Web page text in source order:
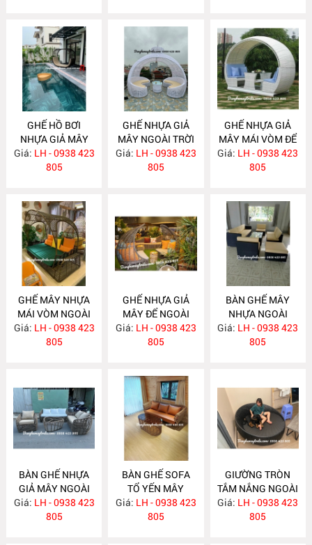
GHẾ HỒ BƠI
NHỰA GIẢ MÂY
NH262
Giá: LH - 0938 423
805
GHẾ NHỰA GIẢ
MÂY NGOÀI TRỜI
CÓ MÁI NH261
Giá: LH - 0938 423
805
GHẾ NHỰA GIẢ
MÂY MÁI VÒM ĐỂ
NGOÀI TRỜI
NH260
Giá: LH - 0938 423
805
GHẾ MÂY NHỰA
MÁI VÒM NGOÀI
TRỜI NH259
Giá: LH - 0938 423
805
GHẾ NHỰA GIẢ
MÂY ĐỂ NGOÀI
TRỜI NH258
Giá: LH - 0938 423
805
BÀN GHẾ MÂY
NHỰA NGOÀI
TRỜI NH257
Giá: LH - 0938 423
805
BÀN GHẾ NHỰA
GIẢ MÂY NGOÀI
TRỜI NH256
Giá: LH - 0938 423
805
BÀN GHẾ SOFA
TỔ YẾN MÂY
NHỰA NH254
Giá: LH - 0938 423
805
GIƯỜNG TRÒN
TẮM NẮNG NGOÀI
TRỜI NH250
Giá: LH - 0938 423
805